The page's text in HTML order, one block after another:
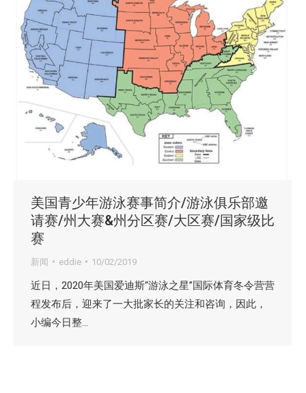
美国青少年游泳赛事简介/游泳俱乐部邀
请赛/州大赛&州分区赛/大区赛/国家级比
赛
新闻 eddie 10/02/2019
近日，2020年美国爱迪斯“游泳之星”国际体育冬令营营
程发布后，迎来了一大批家长的关注和咨询，因此，
小编今日整…